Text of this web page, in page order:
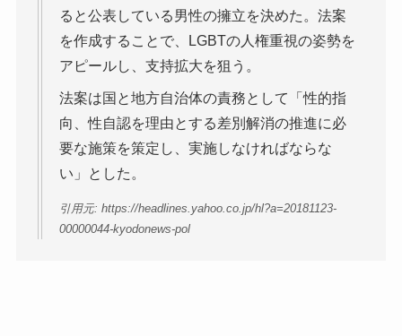
ると公表している男性の擁立を決めた。法案
を作成することで、LGBTの人権重視の姿勢を
アピールし、支持拡大を狙う。
法案は国と地方自治体の責務として「性的指
向、性自認を理由とする差別解消の推進に必
要な施策を策定し、実施しなければならな
い」とした。
引用元: https://headlines.yahoo.co.jp/hl?a=20181123-
00000044-kyodonews-pol